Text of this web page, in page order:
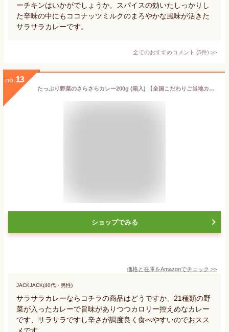
ーチキンはいかがでしょうか。スパイスの効いたしっかりし
た辛味の中にもココナッツミルクのまろやかな風味が活きた
サラサラカレーです。
全てのおすすめコメント (5件) >
no. 13
たっぷり野菜のさらさらカレー200g (箱入) 【全国こだわりご当地カレー】
ショップでみる
価格と在庫をAmazonでチェック >>
JACKJACK(40代・男性)
サラサラカレーならコチラの商品はどうですか、21種類の野
菜が入ったカレーで旨味がありつつカロリー控えめなカレー
です、サラサラですし辛さが調度良く食べやすいのでおスス